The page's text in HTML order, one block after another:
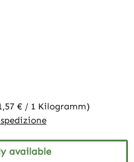
€ / 1 Kilogramm)
available